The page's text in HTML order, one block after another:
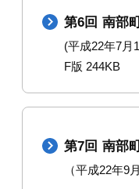
第6回 南部
(平成22年7
F版 244KB
第7回 南部
（平成22年